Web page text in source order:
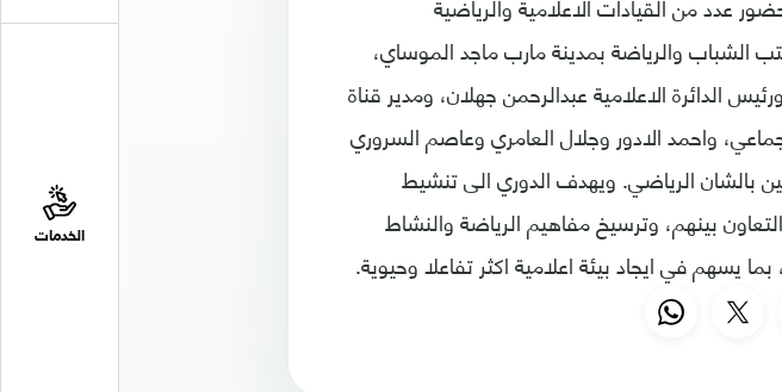
الخدمات
والرياضة بمدينة مارب ماجد الموساي،
الدائرة الاعلامية عبدالرحمن جهلان، ومدير قناة
واحمد الادور وجلال العامري وعاصم السروري
بالشان الرياضي. ويهدف الدوري الى تنشيط
بينهم، وترسيخ مفاهيم الرياضة والنشاط
يسهم في ايجاد بيئة اعلامية اكثر تفاعلا وحيوية.